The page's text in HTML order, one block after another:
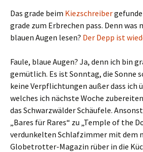
Das grade beim Kiezschreiber
grade zum Erbrechen pass. Denn was
blauen Augen lesen? Der Depp ist
Faule, blaue Augen? Ja, denn ich bin
gemütlich. Es ist Sonntag, die Sonne
keine Verpflichtungen außer dass ich
welches ich nächste Woche
das Schwarzwälder Schäufele.
„Bares für Rares“ zu „Temple of the
verdunkelten Schlafzimmer mit dem
Globetrotter-Magazin rüber in die